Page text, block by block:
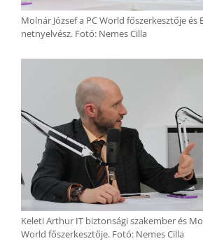
Molnár József a PC World főszerkesztője és
netnyelvész. Fotó: Nemes Cilla
Keleti Arthur IT biztonsági szakember és
World főszerkesztője. Fotó: Nemes Cilla